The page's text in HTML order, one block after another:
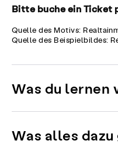
Bitte buche ein Ticket
Quelle des Motivs:
Quelle des Beispielbildes:
Was du lernen
Was alles